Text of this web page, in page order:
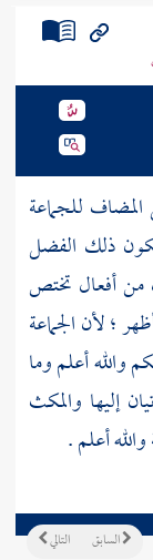
للجماعة
ذلك الفضل
من أفعال تختص
؛ لأن الجماعة
والله أعلم وما
إليها والمكث
أعلم .
التالي السابق